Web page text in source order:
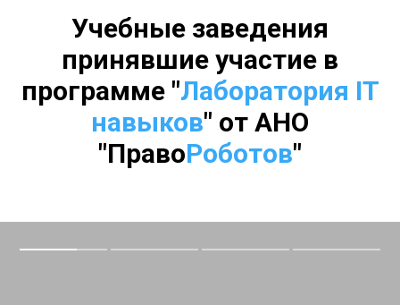
Учебные заведения
принявшие участие в
программе "Лаборатория IT
навыков" от АНО
"ПравоРоботов"